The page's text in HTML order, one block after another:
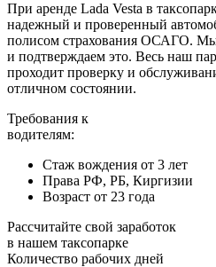
При аренде Lada Vesta в
надежный и проверенный
полисом страхования ОСАГО. Мы
и подтверждаем это. Весь наш
проходит проверку и
отличном состоянии.
Требования к
водителям:
Стаж вождения от 3 лет
Права РФ, РБ, Киргизии
Возраст от 23 года
Рассчитайте свой заработок
в нашем таксопарке
Количество рабочих дней